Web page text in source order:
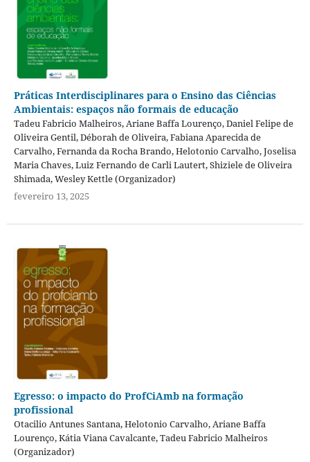
Práticas Interdisciplinares para o Ensino das Ciências
Ambientais: espaços não formais de educação
Tadeu Fabricio Malheiros, Ariane Baffa Lourenço, Daniel Felipe de
Oliveira Gentil, Déborah de Oliveira, Fabiana Aparecida de
Carvalho, Fernanda da Rocha Brando, Helotonio Carvalho, Joselisa
Maria Chaves, Luiz Fernando de Carli Lautert, Shiziele de Oliveira
Shimada, Wesley Kettle (Organizador)
fevereiro 13, 2025
Egresso: o impacto do ProfCiAmb na formação
profissional
Otacilio Antunes Santana, Helotonio Carvalho, Ariane Baffa
Lourenço, Kátia Viana Cavalcante, Tadeu Fabricio Malheiros
(Organizador)